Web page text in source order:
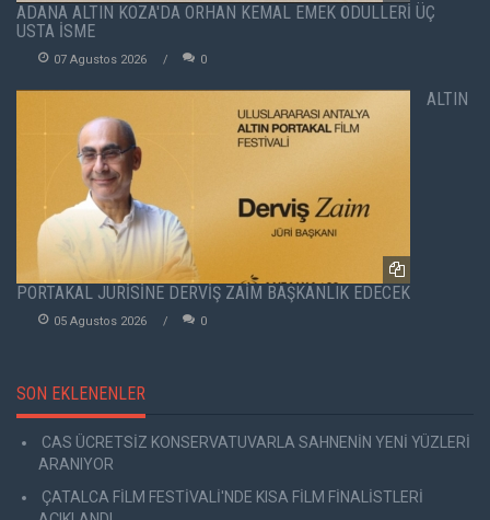
ADANA ALTIN KOZA'DA ORHAN KEMAL EMEK ÖDÜLLERİ ÜÇ
USTA İSME
07 Agustos 2026 0
ALTIN
PORTAKAL JÜRİSİNE DERVİŞ ZAİM BAŞKANLIK EDECEK
05 Agustos 2026 0
SON EKLENENLER
CAS ÜCRETSİZ KONSERVATUVARLA SAHNENİN YENİ YÜZLERİ
ARANIYOR
ÇATALCA FİLM FESTİVALİ'NDE KISA FİLM FİNALİSTLERİ